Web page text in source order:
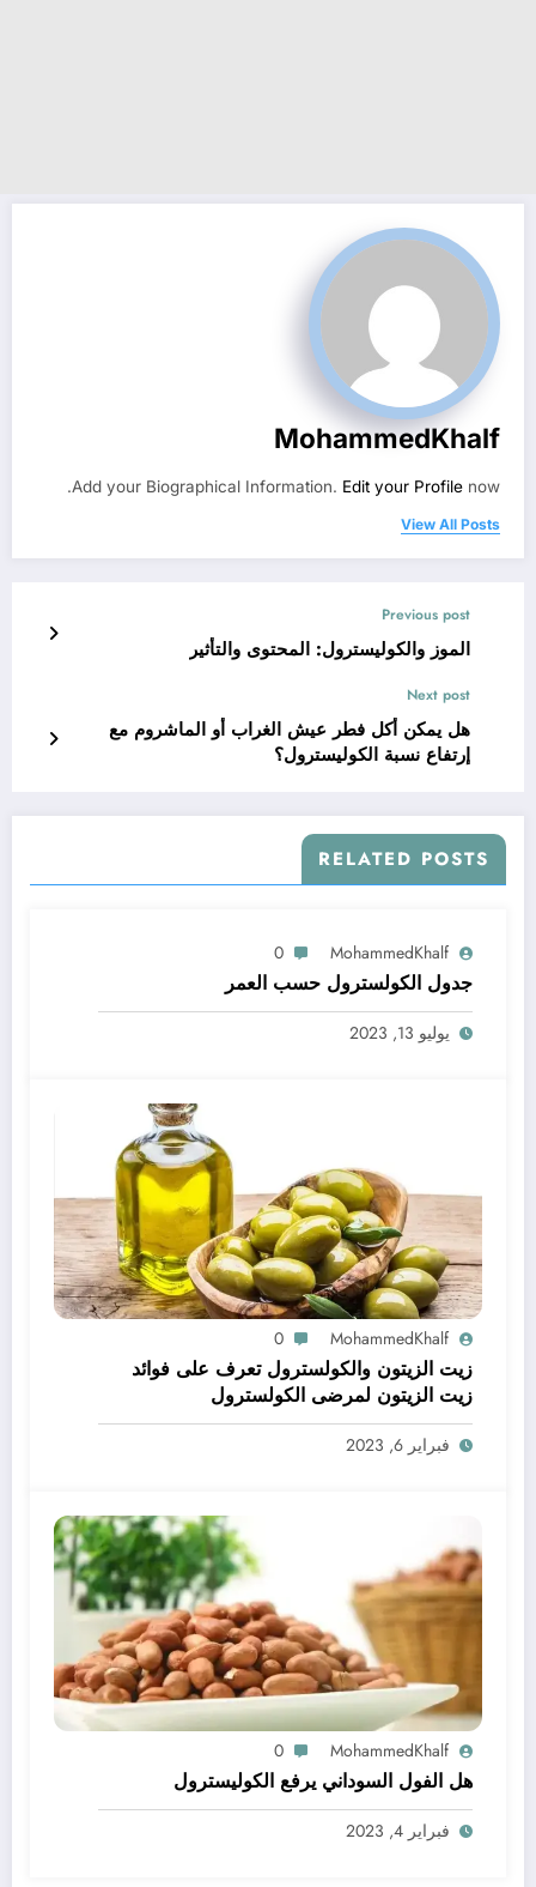
MohammedKhalf
Add your Biographical Information. Edit your Profile now.
View All Posts
Previous post
الموز والكوليسترول: المحتوى والتأثير
Next post
هل يمكن أكل فطر عيش الغراب أو الماشروم مع
إرتفاع نسبة الكوليسترول؟
RELATED POSTS
MohammedKhalf
0
جدول الكولسترول حسب العمر
يوليو 13, 2023
MohammedKhalf
0
زيت الزيتون والكولسترول تعرف على فوائد
زيت الزيتون لمرضى الكولسترول
فبراير 6, 2023
MohammedKhalf
0
هل الفول السوداني يرفع الكوليسترول
فبراير 4, 2023